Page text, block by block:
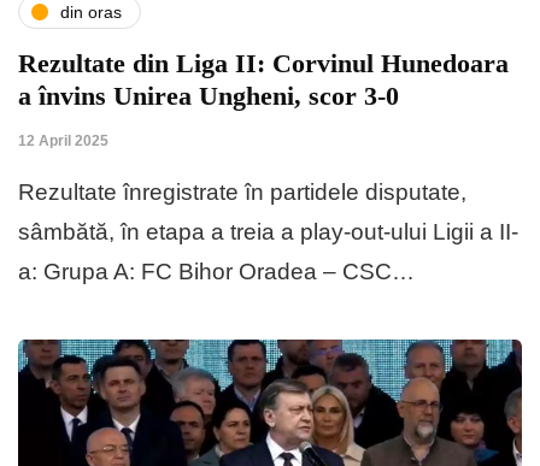
din oras
Rezultate din Liga II: Corvinul Hunedoara
a învins Unirea Ungheni, scor 3-0
12 April 2025
Rezultate înregistrate în partidele disputate,
sâmbătă, în etapa a treia a play-out-ului Ligii a II-
a: Grupa A: FC Bihor Oradea – CSC…